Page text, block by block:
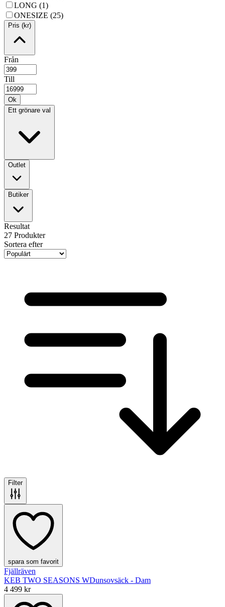
LONG (1)
ONESIZE (25)
Pris (kr)
Från
Till
Ok
Ett grönare val
Outlet
Butiker
Resultat
27 Produkter
Sortera efter
Filter
spara som favorit
Fjällräven
KEB TWO SEASONS WDunsovsäck - Dam
4 499 kr